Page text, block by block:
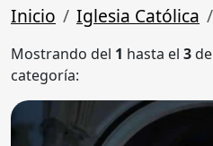
Inicio Iglesia Católica
Mostrando del 1 hasta el 3de
categoría: